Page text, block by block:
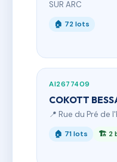
SUR ARC
🏠 72 lots
AI2677409
COKOTT
📍 Rue du Pré de
🏠 71 lots 🏗 2